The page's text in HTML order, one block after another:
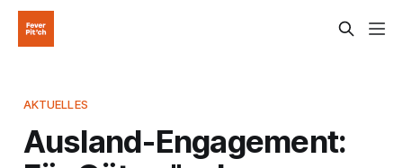
AKTUELLES
Ausland-Engagement: